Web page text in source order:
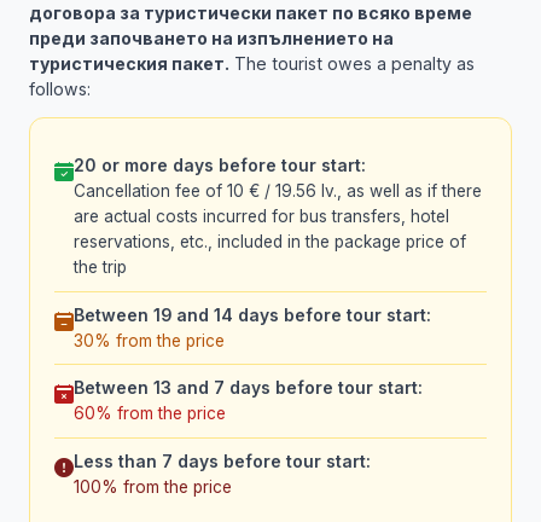
договора за туристически пакет по всяко време
преди започването на изпълнението на
туристическия пакет. The tourist owes a penalty as
follows:
20 or more days before tour start:
Cancellation fee of 10 € / 19.56 lv., as well as if there
are actual costs incurred for bus transfers, hotel
reservations, etc., included in the package price of
the trip
Between 19 and 14 days before tour start:
30% from the price
Between 13 and 7 days before tour start:
60% from the price
Less than 7 days before tour start:
100% from the price